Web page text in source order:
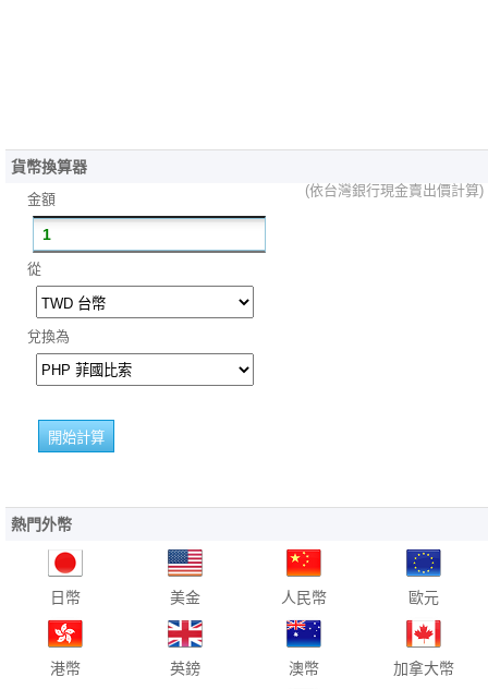
貨幣換算器
(依台灣銀行現金賣出價計算)
金額
從
兌換為
熱門外幣
日幣 美金 人民幣 歐元
港幣 英鎊 澳幣 加拿大幣